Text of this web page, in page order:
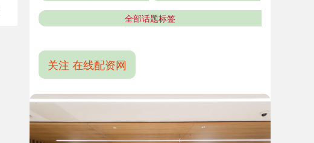
全部话题标签
关注 在线配资网